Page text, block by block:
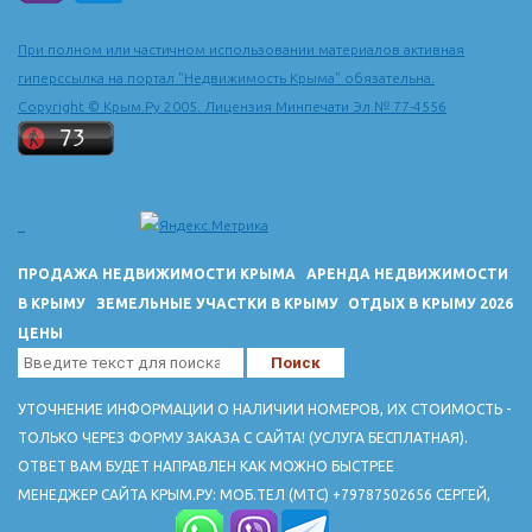
При полном или частичном использовании материалов активная
гиперссылка на портал "Недвижимость Крыма" обязательна.
Copyright © Крым.Ру 2005. Лицензия Минпечати Эл № 77-4556
ПРОДАЖА НЕДВИЖИМОСТИ КРЫМА
АРЕНДА НЕДВИЖИМОСТИ
В КРЫМУ
ЗЕМЕЛЬНЫЕ УЧАСТКИ В КРЫМУ
ОТДЫХ В КРЫМУ 2026
ЦЕНЫ
УТОЧНЕНИЕ ИНФОРМАЦИИ О НАЛИЧИИ НОМЕРОВ, ИХ СТОИМОСТЬ -
ТОЛЬКО ЧЕРЕЗ ФОРМУ ЗАКАЗА С САЙТА! (УСЛУГА БЕСПЛАТНАЯ).
ОТВЕТ ВАМ БУДЕТ НАПРАВЛЕН КАК МОЖНО БЫСТРЕЕ
МЕНЕДЖЕР САЙТА КРЫМ.РУ: МОБ.ТЕЛ (МТС) +79787502656 СЕРГЕЙ,